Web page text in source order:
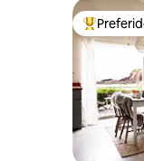
Entre os